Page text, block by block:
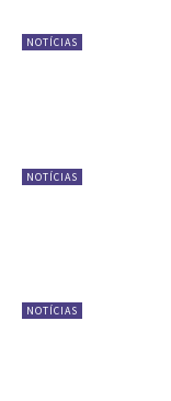
NOTÍCIAS
NOTÍCIAS
NOTÍCIAS